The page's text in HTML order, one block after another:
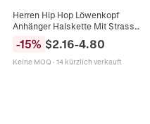
Herren Hip Hop Löwenkopf
Anhänger Halskette Mit Strass
Besetzter Panzerkette Gold Silber
Hip Hop Schmuck Für Männer
-15% $2.16-4.80
Keine MOQ · 14 kürzlich verkauft